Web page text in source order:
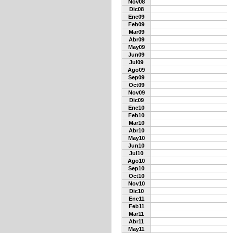
Nov08
Dic08
Ene09
Feb09
Mar09
Abr09
May09
Jun09
Jul09
Ago09
Sep09
Oct09
Nov09
Dic09
Ene10
Feb10
Mar10
Abr10
May10
Jun10
Jul10
Ago10
Sep10
Oct10
Nov10
Dic10
Ene11
Feb11
Mar11
Abr11
May11